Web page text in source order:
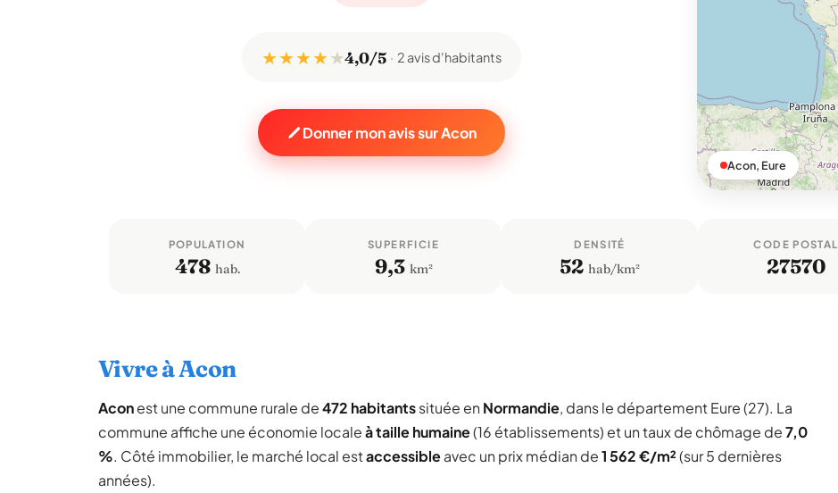
★ ★ ★ ★★4,0/5 2 avis d'habitants
Donner mon avis sur Acon
Acon, Eure
POPULATION
478 hab.
SUPERFICIE
9,3 km²
DENSITÉ
52 hab/km²
CODE POSTAL
27570
Vivre à Acon
Aconest une commune rurale de472 habitantssituée en Normandie, dans le département Eure (27). La
commune affiche une économie localeà taille humaine(16 établissements) et un taux de chômage de7,0
%. Côté immobilier, le marché local estaccessibleavec un prix médian de1 562 €/m²(sur 5 dernières
années).